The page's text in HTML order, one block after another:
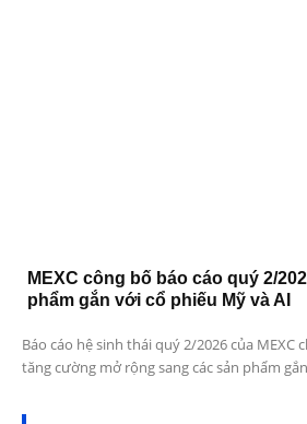
MEXC công bố báo cáo quý 2/
phẩm gắn với cổ phiếu Mỹ và AI
Báo cáo hệ sinh thái quý 2/2026 của MEXC
tăng cường mở rộng sang các sản phẩm